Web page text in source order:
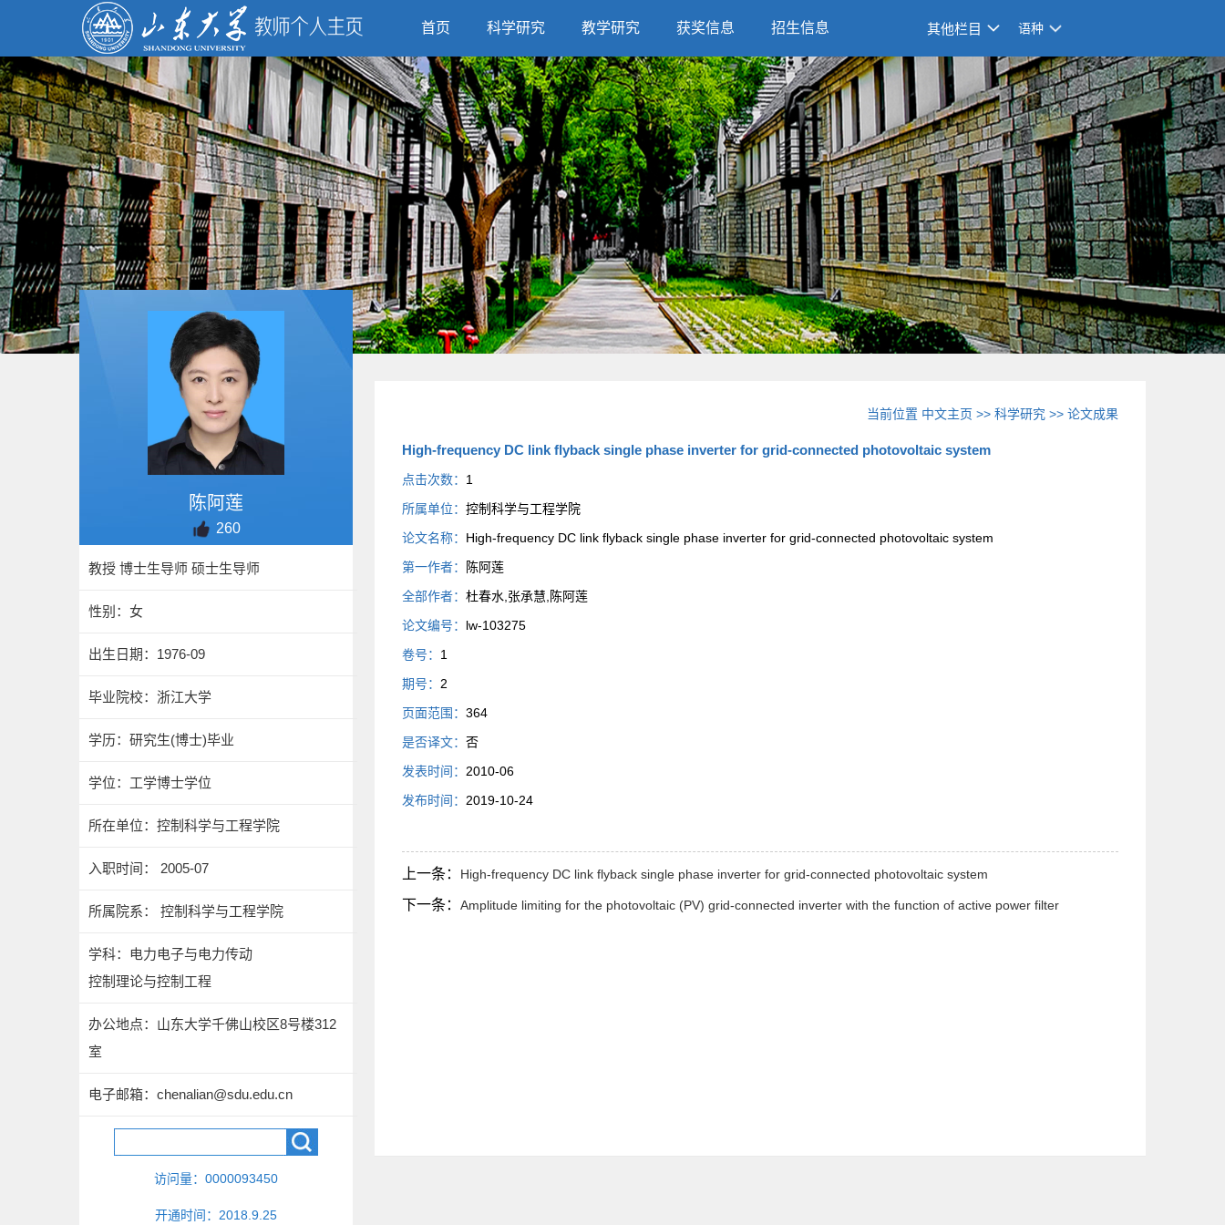
首页 科学研究 教学研究 获奖信息 招生信息 其他栏目 语种
陈阿莲
260
教授 博士生导师 硕士生导师
性别：女
出生日期：1976-09
毕业院校：浙江大学
学历：研究生(博士)毕业
学位：工学博士学位
所在单位：控制科学与工程学院
入职时间： 2005-07
所属院系： 控制科学与工程学院
学科：电力电子与电力传动
控制理论与控制工程
办公地点：山东大学千佛山校区8号楼312
室
电子邮箱： chenalian@sdu.edu.cn
访问量： 0000093450
开通时间： 2018 9 25
当前位置 中文主页 >>科学研究 >>论文成果
High-frequency DC link flyback single phase inverter for grid-connected photovoltaic system
点击次数： 1
所属单位： 控制科学与工程学院
论文名称： High-frequency DC link flyback single phase inverter for grid-connected photovoltaic system
第一作者：
陈阿莲
全部作者： 杜春水,张承慧,陈阿莲
论文编号： lw-103275
卷号： 1
期号： 2
页面范围： 364
是否译文： 否
发表时间： 2010-06
发布时间： 2019-10-24
上一条： High-frequency DC link flyback single phase inverter for grid-connected photovoltaic system
下一条： Amplitude limiting for the photovoltaic (PV) grid-connected inverter with the function of active power filter